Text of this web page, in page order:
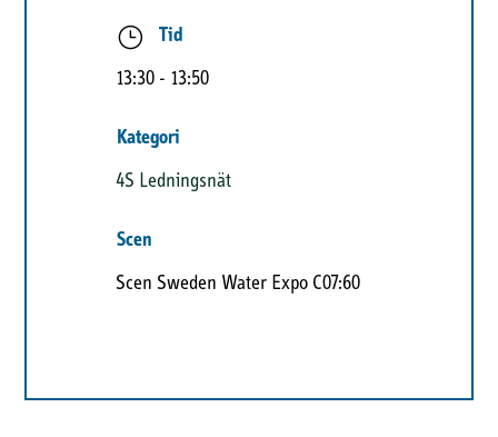
}
Tid
13:30 - 13:50
Kategori
4S Ledningsnät
Scen
Scen Sweden Water Expo C07:60